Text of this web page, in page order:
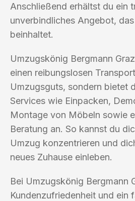
Anschließend erhältst du ein
unverbindliches Angebot,
beinhaltet.
Umzugskönig Bergmann
einen reibungslosen
Umzugsguts, sondern bietet
Services wie Einpacken,
Montage von Möbeln sowie
Beratung an. So kannst du
Umzug konzentrieren und
neues Zuhause einleben.
Bei Umzugskönig Bergmann
Kundenzufriedenheit und ein